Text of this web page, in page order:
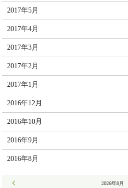
2017年5月
2017年4月
2017年3月
2017年2月
2017年1月
2016年12月
2016年10月
2016年9月
2016年8月
2026年8月